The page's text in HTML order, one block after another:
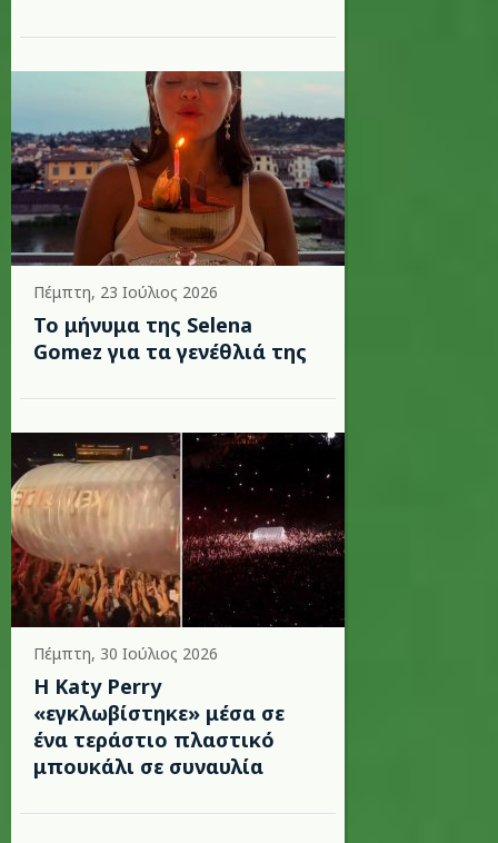
Πέμπτη, 23 Ιούλιος 2026
Το μήνυμα της Selena
Gomez για τα γενέθλιά της
Πέμπτη, 30 Ιούλιος 2026
H Katy Perry
«εγκλωβίστηκε» μέσα σε
ένα τεράστιο πλαστικό
μπουκάλι σε συναυλία